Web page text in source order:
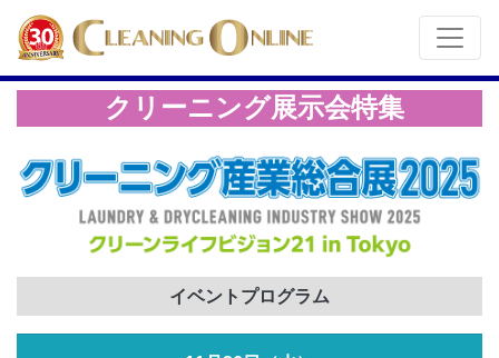
クリーニング展示会特集
イベントプログラム